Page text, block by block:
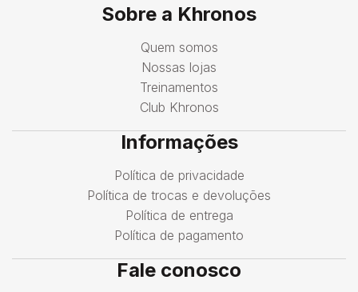
Sobre a Khronos
Quem somos
Nossas lojas
Treinamentos
Club Khronos
Informações
Política de privacidade
Política de trocas e devoluções
Política de entrega
Política de pagamento
Fale conosco